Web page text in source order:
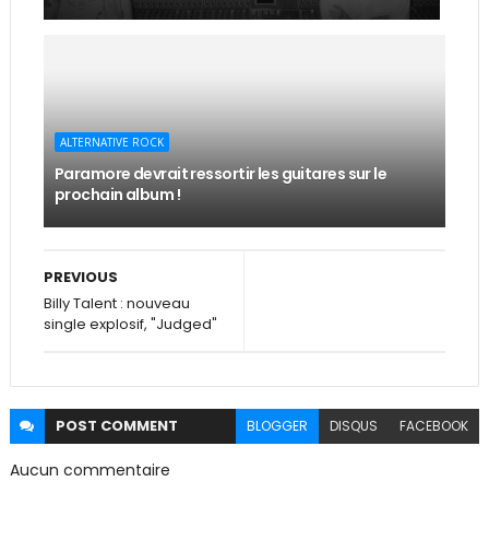
ALTERNATIVE ROCK
Paramore devrait ressortir les guitares sur le
prochain album !
PREVIOUS
Billy Talent : nouveau
single explosif, "Judged"
POST COMMENT BLOGGER DISQUS FACEBOOK
Aucun commentaire